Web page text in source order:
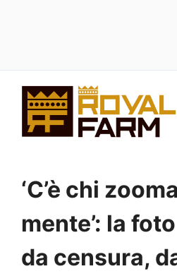
contenuto
‘C’è chi
mente’: la
da censura,